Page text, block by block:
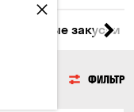
Сырные закуски
ФИЛЬТР